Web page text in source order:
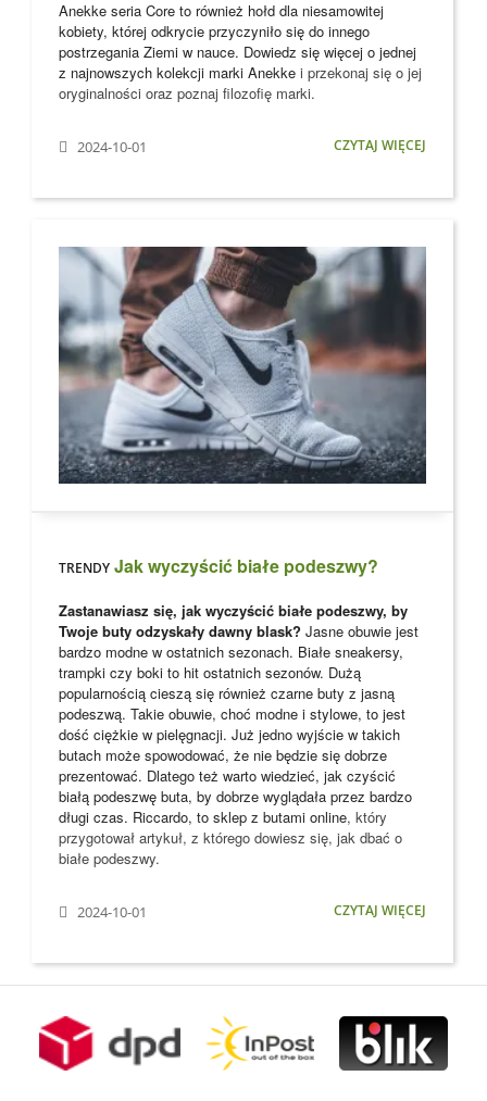
Anekke seria Core to również hołd dla niesamowitej
kobiety, której odkrycie przyczyniło się do innego
postrzegania Ziemi w nauce. Dowiedz się więcej o jednej
z najnowszych kolekcji marki Anekke i przekonaj się o jej
oryginalności oraz poznaj filozofię marki.
2024-10-01 CZYTAJ WIĘCEJ
TRENDY Jak wyczyścić białe podeszwy?
Zastanawiasz się, jak wyczyścić białe podeszwy, by
Twoje buty odzyskały dawny blask? Jasne obuwie jest
bardzo modne w ostatnich sezonach. Białe sneakersy,
trampki czy boki to hit ostatnich sezonów. Dużą
popularnością cieszą się również czarne buty z jasną
podeszwą. Takie obuwie, choć modne i stylowe, to jest
dość ciężkie w pielęgnacji. Już jedno wyjście w takich
butach może spowodować, że nie będzie się dobrze
prezentować. Dlatego też warto wiedzieć, jak czyścić
białą podeszwę buta, by dobrze wyglądała przez bardzo
długi czas. Riccardo, to sklep z butami online, który
przygotował artykuł, z którego dowiesz się, jak dbać o
białe podeszwy.
2024-10-01 CZYTAJ WIĘCEJ